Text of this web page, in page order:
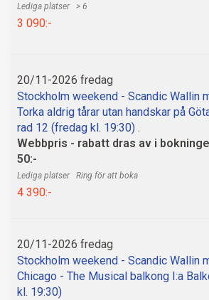
> 6
3 090:-
20/11-2026 fredag
Stockholm weekend - Scandic Wallin
Torka aldrig tårar utan handskar på
rad 12 (fredag kl. 19:30) .
Webbpris - rabatt dras av i
50:-
Ring för att boka
4 390:-
20/11-2026 fredag
Stockholm weekend - Scandic Wallin
Chicago - The Musical balkong I:a
kl. 19:30)